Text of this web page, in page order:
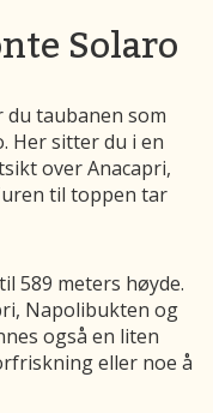
Solaro
du taubanen som
. Her sitter du i en
overAnacapri,
til toppen tar
589 meters høyde.
Napolibukten og
også en liten
eller noe å